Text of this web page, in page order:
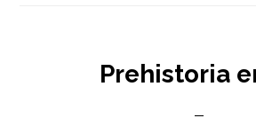
Prehistoria